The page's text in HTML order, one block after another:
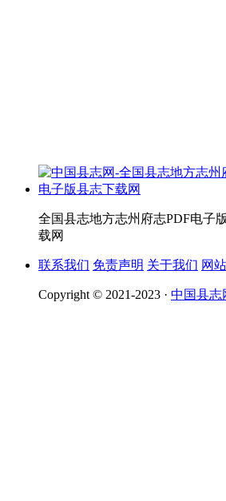
全国县志地方志州府志PDF电子
载网
联系我们 免责声明 关于我们 网
Copyright © 2021-2023 · 中国县志